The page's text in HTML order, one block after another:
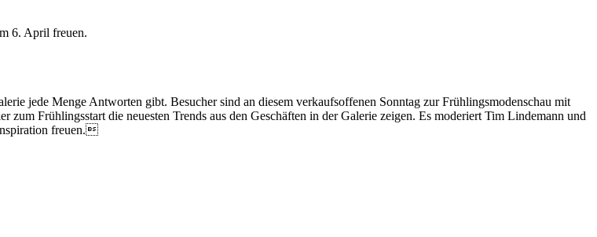
6. April freuen.
jede Menge Antworten gibt. Besucher sind an diesem verkaufsoffenen Sonntag zur Frühlingsmodenschau mit
Frühlingsstart die neuesten Trends aus den Geschäften in der Galerie zeigen. Es moderiert Tim Lindemann und
freuen.